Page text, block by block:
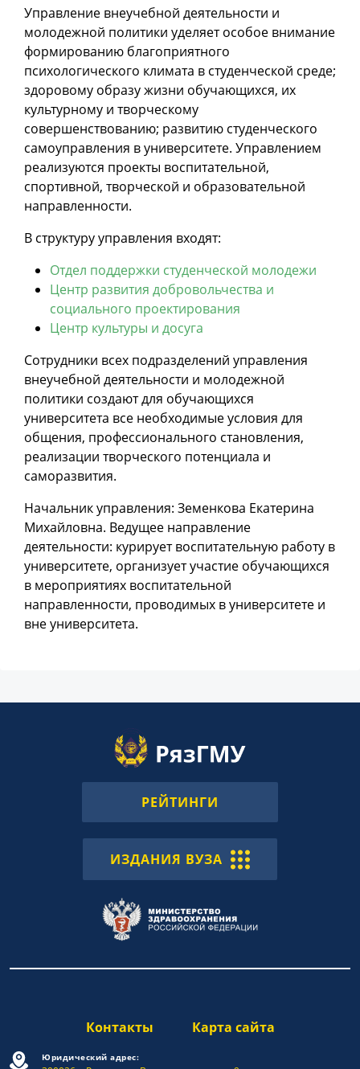
Управление внеучебной деятельности и
молодежной политики уделяет особое внимание
формированию благоприятного
психологического климата в студенческой среде;
здоровому образу жизни обучающихся, их
культурному и творческому
совершенствованию; развитию студенческого
самоуправления в университете. Управлением
реализуются проекты воспитательной,
спортивной, творческой и образовательной
направленности.
В структуру управления входят:
Отдел поддержки студенческой молодежи
Центр развития добровольчества и
социального проектирования
Центр культуры и досуга
Сотрудники всех подразделений управления
внеучебной деятельности и молодежной
политики создают для обучающихся
университета все необходимые условия для
общения, профессионального становления,
реализации творческого потенциала и
саморазвития.
Начальник управления: Земенкова Екатерина
Михайловна. Ведущее направление
деятельности: курирует воспитательную работу в
университете, организует участие обучающихся
в мероприятиях воспитательной
направленности, проводимых в университете и
вне университета.
РЕЙТИНГИ
ИЗДАНИЯ ВУЗА
Контакты Карта сайта
Юридический адрес: